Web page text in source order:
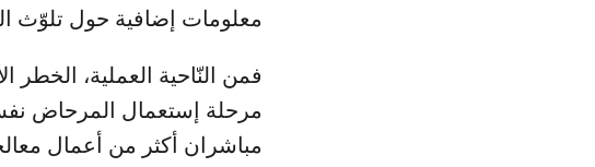
معلومات إضافية حول تلوّث
فمن النّاحية العملية، الخطر
مرحلة إستعمال المرحاض
مباشران أكثر من أعمال